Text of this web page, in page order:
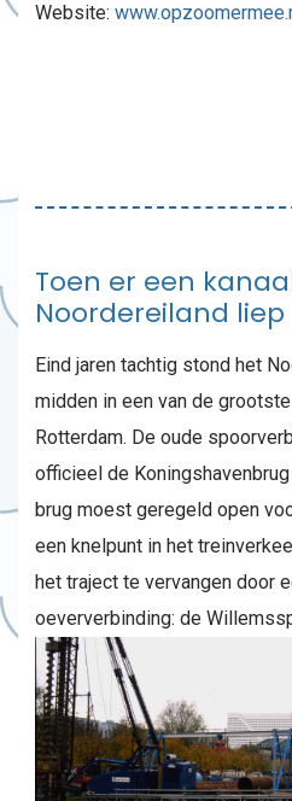
Website:
Toen er een
Noordereiland liep
Eind jaren tachtig stond het
midden in een van de
Rotterdam. De oude
officieel de
brug moest geregeld open
een knelpunt in het
het traject te vervangen door
oeververbinding: de